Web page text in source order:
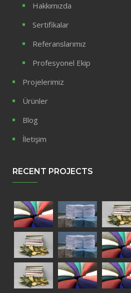
Hakkımızda
Sertifikalar
Referanslarımız
Profesyonel Ekip
Projelerimiz
Ürünler
Blog
İletişim
RECENT PROJECTS